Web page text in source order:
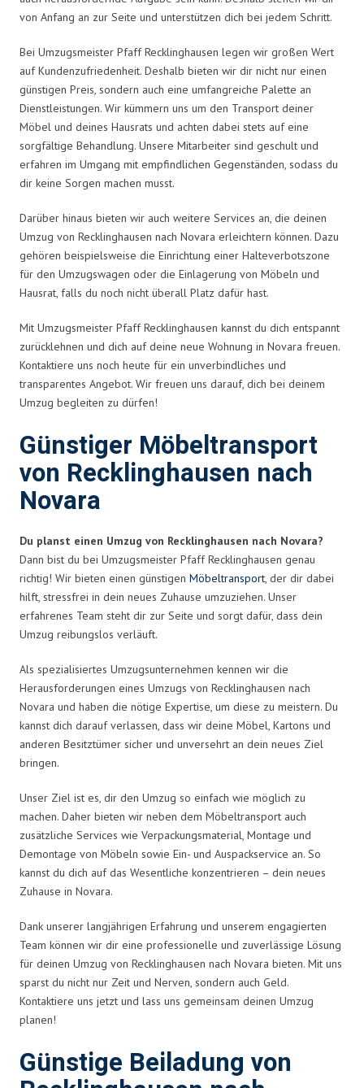
von Anfang an zur Seite und unterstützen dich bei jedem Schritt.
Bei Umzugsmeister Pfaff Recklinghausen legen wir großen Wert
auf Kundenzufriedenheit. Deshalb bieten wir dir nicht nur einen
günstigen Preis, sondern auch eine umfangreiche Palette an
Dienstleistungen. Wir kümmern uns um den Transport deiner
Möbel und deines Hausrats und achten dabei stets auf eine
sorgfältige Behandlung. Unsere Mitarbeiter sind geschult und
erfahren im Umgang mit empfindlichen Gegenständen, sodass du
dir keine Sorgen machen musst.
Darüber hinaus bieten wir auch weitere Services an, die deinen
Umzug von Recklinghausen nach Novara erleichtern können. Dazu
gehören beispielsweise die Einrichtung einer Halteverbotszone
für den Umzugswagen oder die Einlagerung von Möbeln und
Hausrat, falls du noch nicht überall Platz dafür hast.
Mit Umzugsmeister Pfaff Recklinghausen kannst du dich entspannt
zurücklehnen und dich auf deine neue Wohnung in Novara freuen.
Kontaktiere uns noch heute für ein unverbindliches und
transparentes Angebot. Wir freuen uns darauf, dich bei deinem
Umzug begleiten zu dürfen!
Günstiger Möbeltransport
von Recklinghausen nach
Novara
Du planst einen Umzug von Recklinghausen nach Novara?
Dann bist du bei Umzugsmeister Pfaff Recklinghausen genau
richtig! Wir bieten einen günstigen Möbeltransport, der dir dabei
hilft, stressfrei in dein neues Zuhause umzuziehen. Unser
erfahrenes Team steht dir zur Seite und sorgt dafür, dass dein
Umzug reibungslos verläuft.
Als spezialisiertes Umzugsunternehmen kennen wir die
Herausforderungen eines Umzugs von Recklinghausen nach
Novara und haben die nötige Expertise, um diese zu meistern. Du
kannst dich darauf verlassen, dass wir deine Möbel, Kartons und
anderen Besitztümer sicher und unversehrt an dein neues Ziel
bringen.
Unser Ziel ist es, dir den Umzug so einfach wie möglich zu
machen. Daher bieten wir neben dem Möbeltransport auch
zusätzliche Services wie Verpackungsmaterial, Montage und
Demontage von Möbeln sowie Ein- und Auspackservice an. So
kannst du dich auf das Wesentliche konzentrieren – dein neues
Zuhause in Novara.
Dank unserer langjährigen Erfahrung und unserem engagierten
Team können wir dir eine professionelle und zuverlässige Lösung
für deinen Umzug von Recklinghausen nach Novara bieten. Mit uns
sparst du nicht nur Zeit und Nerven, sondern auch Geld.
Kontaktiere uns jetzt und lass uns gemeinsam deinen Umzug
planen!
Günstige Beiladung von